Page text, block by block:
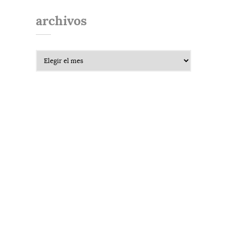
archivos